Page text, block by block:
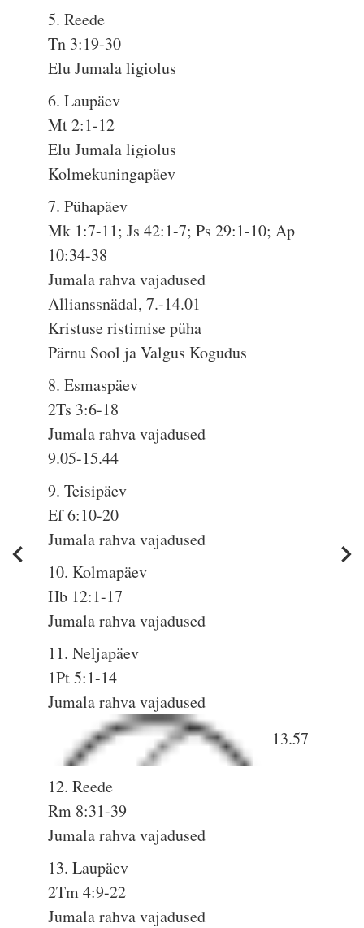
5. Reede
Tn 3:19-30
Elu Jumala ligiolus
6. Laupäev
Mt 2:1-12
Elu Jumala ligiolus
Kolmekuningapäev
7. Pühapäev
Mk 1:7-11; Js 42:1-7; Ps 29:1-10; Ap
10:34-38
Jumala rahva vajadused
Allianssnädal, 7.-14.01
Kristuse ristimise püha
Pärnu Sool ja Valgus Kogudus
8. Esmaspäev
2Ts 3:6-18
Jumala rahva vajadused
9.05-15.44
9. Teisipäev
Ef 6:10-20
Jumala rahva vajadused
10. Kolmapäev
Hb 12:1-17
Jumala rahva vajadused
11. Neljapäev
1Pt 5:1-14
Jumala rahva vajadused
13.57
12. Reede
Rm 8:31-39
Jumala rahva vajadused
13. Laupäev
2Tm 4:9-22
Jumala rahva vajadused